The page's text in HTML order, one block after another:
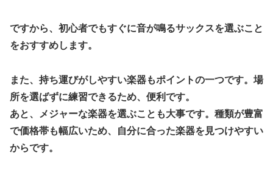
ですから、初心者でもすぐに音が鳴るサックスを選ぶこと
をおすすめします。
また、持ち運びがしやすい楽器もポイントの一つです。場
所を選ばずに練習できるため、便利です。
あと、メジャーな楽器を選ぶことも大事です。種類が豊富
で価格帯も幅広いため、自分に合った楽器を見つけやすい
からです。